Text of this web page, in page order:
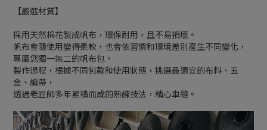
【嚴選材質】
採用天然棉花製成帆布，環保耐用，且不易損壞。
帆布會隨使用變得柔軟，也會依習慣和環境差別產生不同變化，
專屬您獨一無二的帆布包。
製作過程，根據不同包款和使用狀態，挑選最適宜的布料、五
金、織帶，
透過老匠師多年累積而成的熟練技法，精心車縫。